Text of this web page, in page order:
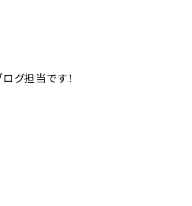
グ担当です！